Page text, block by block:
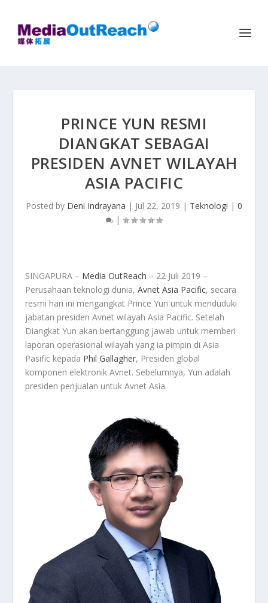
PRINCE YUN RESMI
DIANGKAT SEBAGAI
PRESIDEN AVNET WILAYAH
ASIA PACIFIC
Posted by Deni Indrayana | Jul 22, 2019 | Teknologi | 0
|
SINGAPURA – Media OutReach – 22 Juli 2019 –
Perusahaan teknologi dunia,Avnet Asia Pacific, secara
resmi hari ini mengangkat Prince Yun untuk menduduki
jabatan presiden Avnet wilayah Asia Pacific. Setelah
Diangkat Yun akan bertanggung jawab untuk memberi
laporan operasional wilayah yang ia pimpin di Asia
Pasific kepada Phil Gallagher, Presiden global
komponen elektronik Avnet. Sebelumnya, Yun adalah
presiden penjualan untuk Avnet Asia.